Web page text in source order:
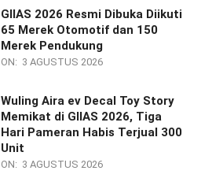
GIIAS 2026 Resmi Dibuka Diikuti
65 Merek Otomotif dan 150
Merek Pendukung
ON: 3 AGUSTUS 2026
Wuling Aira ev Decal Toy Story
Memikat di GIIAS 2026, Tiga
Hari Pameran Habis Terjual 300
Unit
ON: 3 AGUSTUS 2026